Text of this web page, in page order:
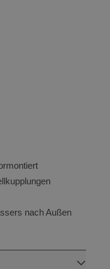
nach Außen